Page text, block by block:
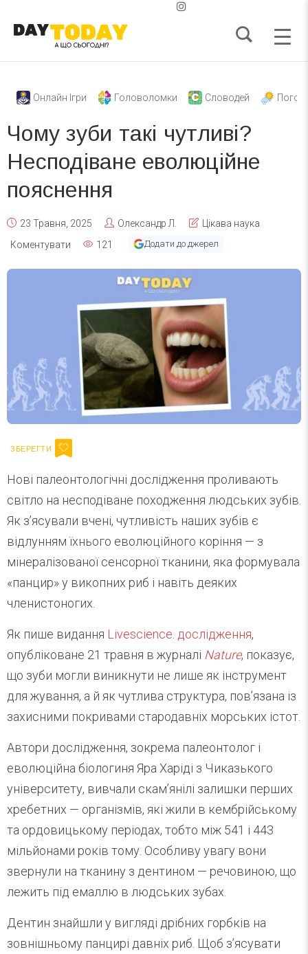
Онлайн Ігри Головоломки Словодей
Чому зуби такі чутливі?
Несподіване еволюційне
пояснення
23 Травня, 2025 Олександр Л.
Цікава наука
Коментувати
121 Додати до джерел
Нові палеонтологічні дослідження проливають
світло на несподіване походження людських зубів.
Як з’ясували вчені, чутливість наших зубів є
відлунням їхнього еволюційного коріння — з
мінералізованої сенсорної тканини, яка формувала
«панцир» у викопних риб і навіть деяких
членистоногих.
Як пише видання Livescience. дослідження,
опубліковане 21 травня в журналі Nature, показує,
що зуби могли виникнути не лише як інструмент
для жування, а й як чутлива структура, пов’язана із
захисними покривами стародавніх морських істот.
Автори дослідження, зокрема палеонтолог і
еволюційна біологиня Яра Харіді з Чиказького
університету, вивчали скам’янілі залишки перших
хребетних — організмів, які жили в кембрійському
та ордовицькому періодах, тобто між 541 і 443
мільйонами років тому. Особливу увагу вони
звернули на тканину з дентином — речовиною, що
лежить під емаллю в людських зубах.
Дентин знайшли у вигляді дрібних горбків на
зовнішньому панцирі давніх риб. Щоб з’ясувати